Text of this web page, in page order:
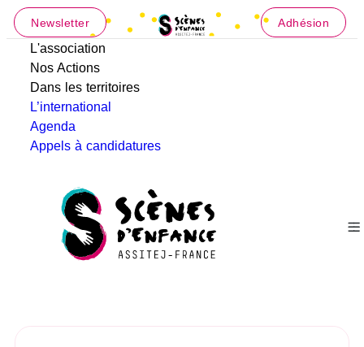
Newsletter Adhésion
L'association
Nos Actions
Dans les territoires
L’international
Agenda
Appels à candidatures